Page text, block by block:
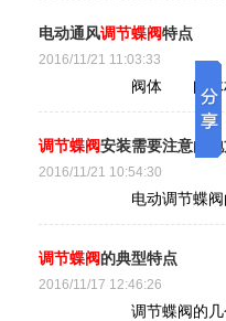
电动通风调节蝶阀特点
2016/11/21 11:03:33
阀体 阀体材质：
调节蝶阀安装需要注意的
2016/11/21 10:54:30
电动调节蝶阀的安
调节蝶阀的典型特点
2016/11/17 12:46:26
调节蝶阀的几个小